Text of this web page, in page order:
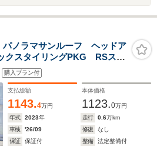
ノラマサンルーフ ヘッドア
クスタイリングPKG RSスポ
インPKGレッド パークアシ
ライバシーガラス TV
購入プラン付
支払総額
1143.4万円
本体価格
1123.0万円
年式
2023年 走行 0.6万km
車検
'26/09 修復
なし
保証
保証付 整備
法定整備付